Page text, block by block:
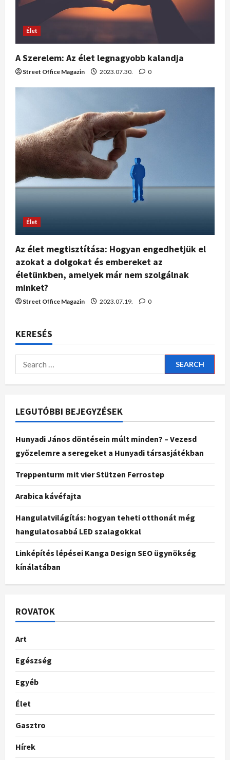
Élet
A Szerelem: Az élet legnagyobb kalandja
Street Office Magazin 2023.07.30. 0
Élet
Az élet megtisztítása: Hogyan engedhetjük el
azokat a dolgokat és embereket az
életünkben, amelyek már nem szolgálnak
minket?
Street Office Magazin 2023.07.19. 0
KERESÉS
LEGUTÓBBI BEJEGYZÉSEK
Hunyadi János döntésein múlt minden? – Vezesd
győzelemre a seregeket a Hunyadi társasjátékban
Treppenturm mit vier Stützen Ferrostep
Arabica kávéfajta
Hangulatvilágítás: hogyan teheti otthonát még
hangulatosabbá LED szalagokkal
Linképítés lépései Kanga Design SEO ügynökség
kínálatában
ROVATOK
Art
Egészség
Egyéb
Élet
Gasztro
Hírek